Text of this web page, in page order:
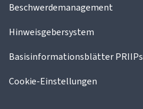
Beschwerdemanagement
Hinweisgebersystem
Basisinformationsblätter PRIIPs
Cookie-Einstellungen